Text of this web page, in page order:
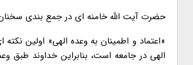
حضرت آیت الله خامنه ای در جمع بندی سخنان
«اعتماد و اطمینان به وعده الهی» اولین
الهی در جامعه است، بنابراین خداوند طبق